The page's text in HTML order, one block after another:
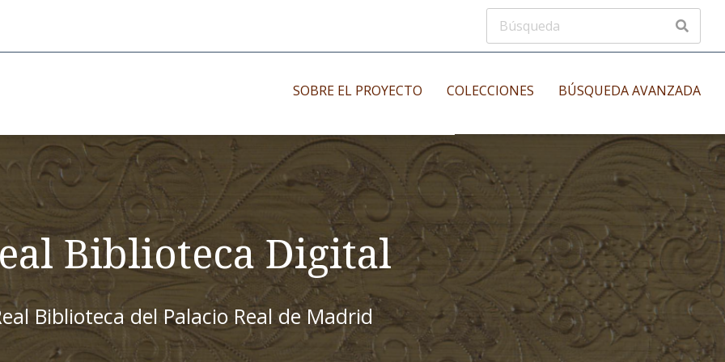
SOBRE EL PROYECTO COLECCIONES
Impresos antiguos
Impresos modernos
Impresos menores
Manuscritos musicales
Incunables
BÚSQUEDA AVANZADA
Biblioteca Digital
Biblioteca del Palacio Real de Madrid